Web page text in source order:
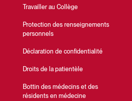
Travailler au Collège
Protection des renseignements
personnels
Déclaration de confidentialité
Droits de la patientèle
Bottin des médecins et des
résidents en médecine